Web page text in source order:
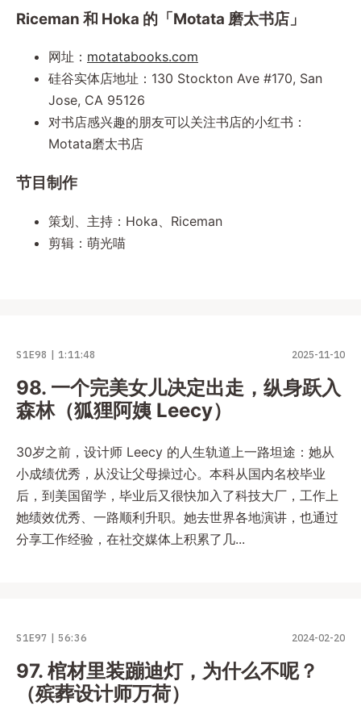
Riceman 和 Hoka 的「Motata 磨太书店」
网址： motatabooks.com
硅谷实体店地址：130 Stockton Ave #170, San
Jose, CA 95126
对书店感兴趣的朋友可以关注书店的小红书：
Motata磨太书店
节目制作
策划、主持：Hoka、Riceman
剪辑：萌光喵
S1E98 1:11:48 2025-11-10
98. 一个完美女儿决定出走，纵身跃入
森林（狐狸阿姨 Leecy）
30岁之前，设计师 Leecy 的人生轨道上一路坦途：她从
小成绩优秀，从没让父母操过心。本科从国内名校毕业
后，到美国留学，毕业后又很快加入了科技大厂，工作上
她绩效优秀、一路顺利升职。她去世界各地演讲，也通过
分享工作经验，在社交媒体上积累了几...
S1E97 56:36 2024-02-20
97. 棺材里装蹦迪灯，为什么不呢？
（殡葬设计师万荷）